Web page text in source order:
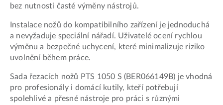
bez nutnosti časté výměny nástrojů.
Instalace nožů do kompatibilního zařízení je jednoduchá
a nevyžaduje speciální nářadí. Uživatelé ocení rychlou
výměnu a bezpečné uchycení, které minimalizuje riziko
uvolnění během práce.
Sada řezacích nožů PTS 1050 S (BER066149B) je vhodná
pro profesionály i domácí kutily, kteří potřebují
spolehlivé a přesné nástroje pro práci s různými